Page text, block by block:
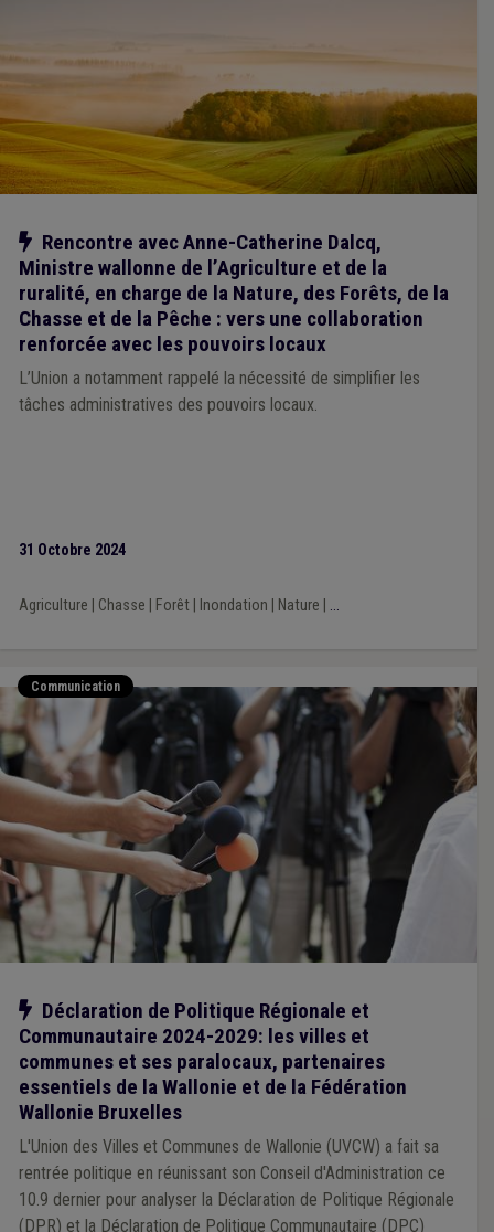
Notre action
Rencontre avec Anne-Catherine Dalcq,
Ministre wallonne de l’Agriculture et de la
ruralité, en charge de la Nature, des Forêts, de la
Chasse et de la Pêche : vers une collaboration
renforcée avec les pouvoirs locaux
L’Union a notamment rappelé la nécessité de simplifier les
tâches administratives des pouvoirs locaux.
31 Octobre 2024
Agriculture Chasse Forêt| Inondation Nature ...
Communication
Notre action
Déclaration de Politique Régionale et
Communautaire 2024-2029: les villes et
communes et ses paralocaux, partenaires
essentiels de la Wallonie et de la Fédération
Wallonie Bruxelles
L'Union des Villes et Communes de Wallonie (UVCW) a fait sa
rentrée politique en réunissant son Conseil d'Administration ce
10.9 dernier pour analyser la Déclaration de Politique Régionale
(DPR) et la Déclaration de Politique Communautaire (DPC)